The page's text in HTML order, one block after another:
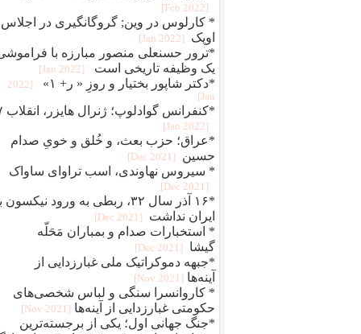
[2022 Feb]
* کارلوس در وین; گروگانگیری در اجلاس
اوپک
[2022 Jan]
*ترور حسنعلی منصور مبارزه با
یک وظیفه تاریخی است
[2022 Jan]
*دکتر شاپور بختیار و روزِ « ر+ ۱»
[2022
Jan]
[2022 Jan]
*عراق؛ حزب بعث، و خُلق‌ و‌ خویِ صدام
حسین
[2021 Dec]
* سیروس نهاوندی، اسب تراوای ساواک
[2021 Dec]
*۱۶ آذر سال ۳۲، ربطی به ورود نیکسون
ایران نداشت
[2021 Dec]
* استخبارات صدام و بمباران مَحَلّه
گیشا
[2021 Dec]
*جبهه دموکراتیک ملی غبارزدایی از
آینه‌ها [2021 Nov]
* کاروانسرا سنگی و لباس شخصی‌های
حکومتی غبارزدایی از آینه‌ها [2021 Nov]
*جنگ جهانی اول؛ یکی از برجسته‌ترین